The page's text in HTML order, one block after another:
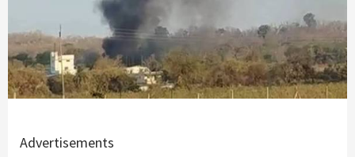
Advertisements